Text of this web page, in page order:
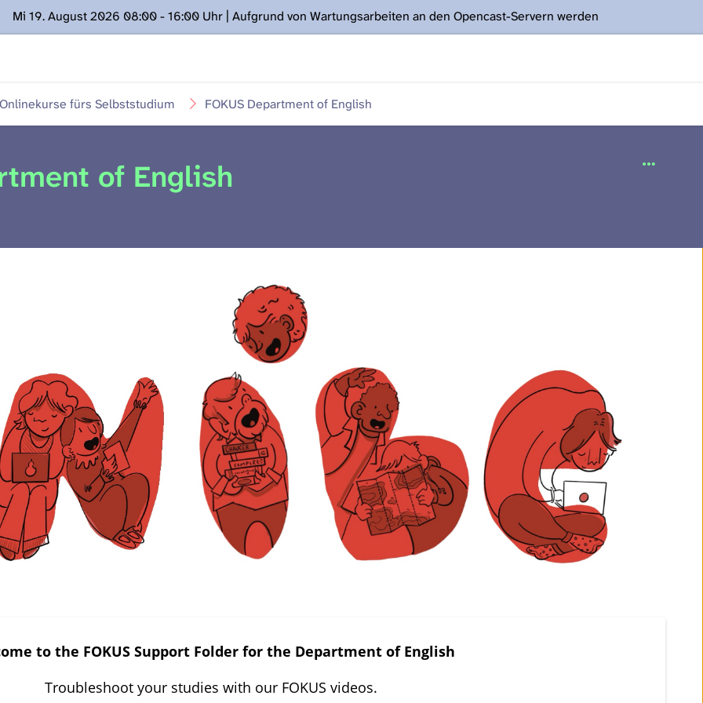
Mi 19. August 2026 08:00 - 16:00 Uhr | Aufgrund von Wartungsarbeiten an den Opencast-Servern werden
stehen. Kontakt: www.podcast.unibe.ch
FOKUS Department of English
fürs Selbststudium
of English
to the FOKUS Support Folder for the Department of English
Troubleshoot your studies with our FOKUS videos.